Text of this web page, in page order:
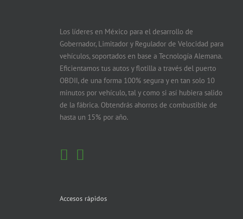
Los líderes en México para el desarrollo de
Gobernador, Limitador y Regulador de Velocidad para
vehículos, soportados en base a Tecnología Alemana.
Eficientamos tus autos y flotilla a través del puerto
OBDII, de una forma 100% segura y en tan solo 10
minutos por vehículo, tal y como si así hubiera salido
de la fábrica. Obtendrás ahorros de combustible de
hasta un 15% por año.
Accesos rápidos